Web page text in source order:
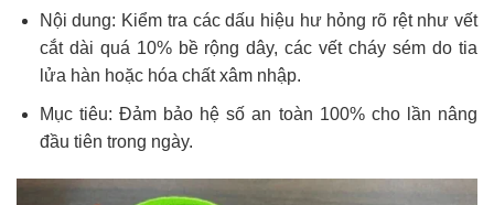
Nội dung: Kiểm tra các dấu hiệu hư hỏng rõ rệt như vết
cắt dài quá 10% bề rộng dây, các vết cháy sém do tia
lửa hàn hoặc hóa chất xâm nhập.
Mục tiêu: Đảm bảo hệ số an toàn 100% cho lần nâng
đầu tiên trong ngày.